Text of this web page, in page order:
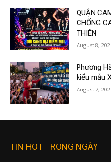
QUẬN
CHỐNG
THIÊN
August 8,
Phương
kiểu mẫu
August 7,
TIN HOT TRONG NGÀY